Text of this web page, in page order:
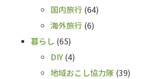
国内旅行 (64)
海外旅行 (6)
暮らし (65)
DIY(4)
地域おこし協力隊 (39)